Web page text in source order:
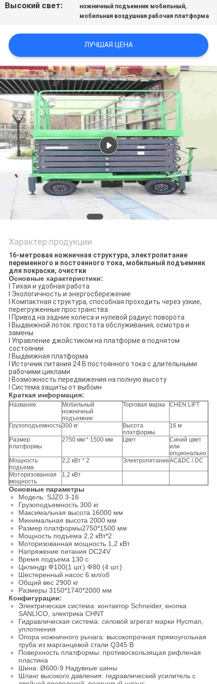
КАРТА
ПОЛИТИКА
КОНФИДЕНЦИАЛЬНОСТИ
Высокий свет: ножничный подъемник мобильный,
мобильная воздушная рабочая платформа
ЛУЧШАЯ ЦЕНА
Характер продукции
16-метровая ножничная структура, электропитание
переменного и постоянного тока, мобильный подъемник
для покраски, очистки
Основные характеристики:
l Тихая и удобная работа
l Экологичность и энергосбережение
l Компактная структура, способная проходить через узкие,
перегруженные пространства
l Привод на задние колеса и нулевой радиус поворота
l Выдвижной лоток: простота обслуживания, осмотра и
замены
l Управление джойстиком на платформе в поднятом
состоянии
l Выдвижная платформа
l Источник питания 24 В постоянного тока с длительными
рабочими циклами
l Возможность передвижения на полную высоту
l Система защиты от выбоин
Краткая информация:
Название
Мобильный
ножничный
подъемник
Торговая марка CHEN LIFT
Грузоподъемность300 кг
Высота
платформы
16 м
Размер
платформы
2750 мм * 1500 мм Цвет
Синий цвет
или
опционально
Мощность
подъема
2,2 кВт * 2 ЭлектропитаниеAC&DC / DC
Моторизованная
мощность
1,2 кВт
Основные параметры
Модель: SJZ0.3-16
Грузоподъемность 300 кг
Максимальная высота 16000 мм
Минимальная высота 2000 мм
Размер платформы2750*1500 мм
Мощность подъема 2,2 кВт*2
Моторизованная мощность 1,2 кВт
Напряжение питания DC24V
Время подъема 130 с
Цилиндр Ф100(1 шт.) Ф80 (4 шт.)
Шестеренный насос 6 мл/об
Общий вес 2900 кг
Размеры 3150*1740*2000 мм
Конфигурации:
Электрическая система: контактор Schneider, кнопка
SANLICO, электрика CHNT
Гидравлическая система: силовой агрегат марки Hycman,
уплотнения
Опора ножничного рычага: высокопрочная прямоугольная
труба из марганцевой стали Q345 B
Поверхность платформы: противоскользящая рифленая
пластина
Шина: Ø600-9 Надувные шины
Шланг высокого давления: гидравлический усилитель с